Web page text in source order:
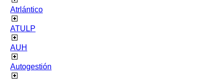
Atrlántico
ATULP
AUH
Autogestión